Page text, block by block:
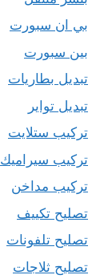
بي ان سبورت
بين سبورت
تبديل بطاريات
تبديل تواير
تركيب ستلايت
تركيب سيراميك
تركيب مداخن
تصليح تكييف
تصليح تلفونات
تصليح ثلاجات